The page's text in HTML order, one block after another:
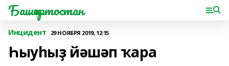
Башҡортостан
Инцидент 29 НОЯБРЯ 2019, 12:15
Һыуһыҙ йәшәп ҡара